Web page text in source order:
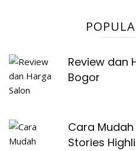
Review dan
Bogor
Cara
Stories